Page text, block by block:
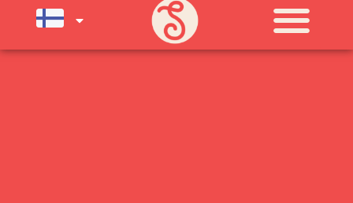
SU) ELOKUUN LOPPUUN ASTI
LÄMPIMÄSTI TERVETULOA!